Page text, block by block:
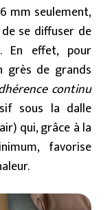
mm seulement,
se diffuser de
En effet, pour
grès de grands
continu
sous la dalle
qui, grâce à la
favorise